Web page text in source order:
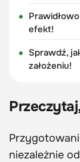
efekt!
Sprawdź,
założeniu!
niezależnie